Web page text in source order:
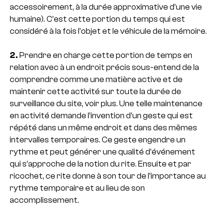
accessoirement, à la durée approximative d’une vie
humaine). C’est cette portion du temps qui est
considéré à la fois l’objet et le véhicule de la mémoire.
2. Prendre en charge cette portion de temps en
relation avec à un endroit précis sous-entend de la
comprendre comme une matière active et de
maintenir cette activité sur toute la durée de
surveillance du site, voir plus. Une telle maintenance
en activité demande l’invention d’un geste qui est
répété dans un même endroit et dans des mêmes
intervalles temporaires. Ce geste engendre un
rythme et peut générer une qualité d’événement
qui s’approche de la notion du rite. Ensuite et par
ricochet, ce rite donne à son tour de l’importance au
rythme temporaire et au lieu de son
accomplissement.